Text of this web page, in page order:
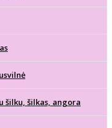
šilku, šilkas, angora